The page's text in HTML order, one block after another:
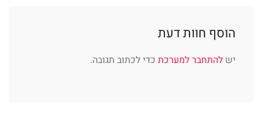
הוסף חוות דעת
יש להתחבר למערכת כדי לכתוב תגובה.